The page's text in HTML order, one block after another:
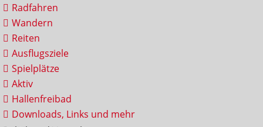
Radfahren
Wandern
Reiten
Ausflugsziele
Spielplätze
Aktiv
Hallenfreibad
Downloads, Links und mehr